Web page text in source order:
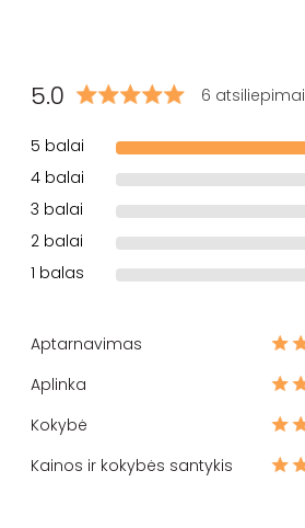
5.0 6 atsiliepimai
5 balai
4 balai
3 balai
2 balai
1 balas
Aptarnavimas
Aplinka
Kokybė
Kainos ir kokybės santykis